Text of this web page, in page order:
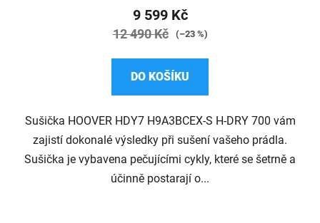
produktu
je
5
9 599 Kč
12 490 Kč (–23 %)
DO KOŠÍKU
Sušička HOOVER HDY7 H9A3BCEX-S H-DRY 700 vám
zajistí dokonalé výsledky při sušení vašeho prádla.
Sušička je vybavena pečujícími cykly, které se šetrně a
účinně postarají o...